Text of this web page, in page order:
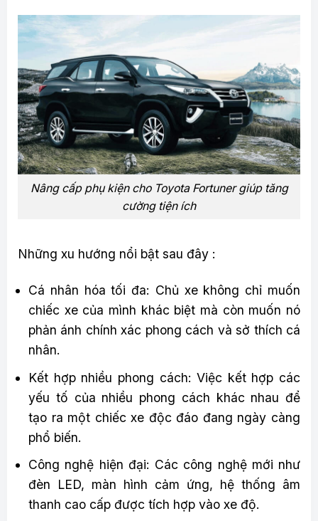
Nâng cấp phụ kiện cho Toyota Fortuner giúp tăng
cường tiện ích
Những xu hướng nổi bật sau đây :
Cá nhân hóa tối đa: Chủ xe không chỉ muốn
chiếc xe của mình khác biệt mà còn muốn nó
phản ánh chính xác phong cách và sở thích cá
nhân.
Kết hợp nhiều phong cách: Việc kết hợp các
yếu tố của nhiều phong cách khác nhau để
tạo ra một chiếc xe độc đáo đang ngày càng
phổ biến.
Công nghệ hiện đại: Các công nghệ mới như
đèn LED, màn hình cảm ứng, hệ thống âm
thanh cao cấp được tích hợp vào xe độ.